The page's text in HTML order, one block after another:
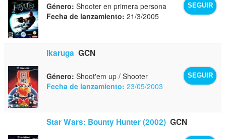
SEGUIR
Género: Shooter en primera persona
Fecha de lanzamiento: 21/3/2005
Ikaruga GCN
SEGUIR
Género: Shoot'em up / Shooter
Fecha de lanzamiento: 23/05/2003
Star Wars: Bounty Hunter (2002) GCN